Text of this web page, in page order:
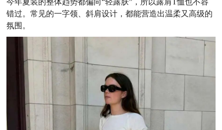
今年夏装的整体趋势都偏向“轻露肤”，所以露肩T恤也不容
错过。常见的一字领、斜肩设计，都能营造出温柔又高级的
氛围。